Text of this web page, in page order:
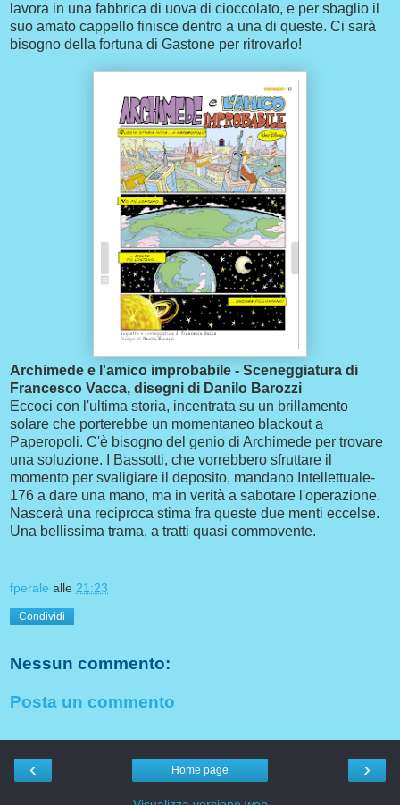
lavora in una fabbrica di uova di cioccolato, e per sbaglio il
suo amato cappello finisce dentro a una di queste. Ci sarà
bisogno della fortuna di Gastone per ritrovarlo!
Archimede e l'amico improbabile - Sceneggiatura di
Francesco Vacca, disegni di Danilo Barozzi
Eccoci con l'ultima storia, incentrata su un brillamento
solare che porterebbe un momentaneo blackout a
Paperopoli. C'è bisogno del genio di Archimede per trovare
una soluzione. I Bassotti, che vorrebbero sfruttare il
momento per svaligiare il deposito, mandano Intellettuale-
176 a dare una mano, ma in verità a sabotare l'operazione.
Nascerà una reciproca stima fra queste due menti eccelse.
Una bellissima trama, a tratti quasi commovente.
fperale alle 21:23
Condividi
Nessun commento:
Posta un commento
‹ ›
Home page